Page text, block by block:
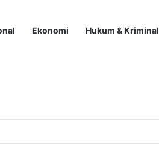
Ekonomi Hukum & Kriminal